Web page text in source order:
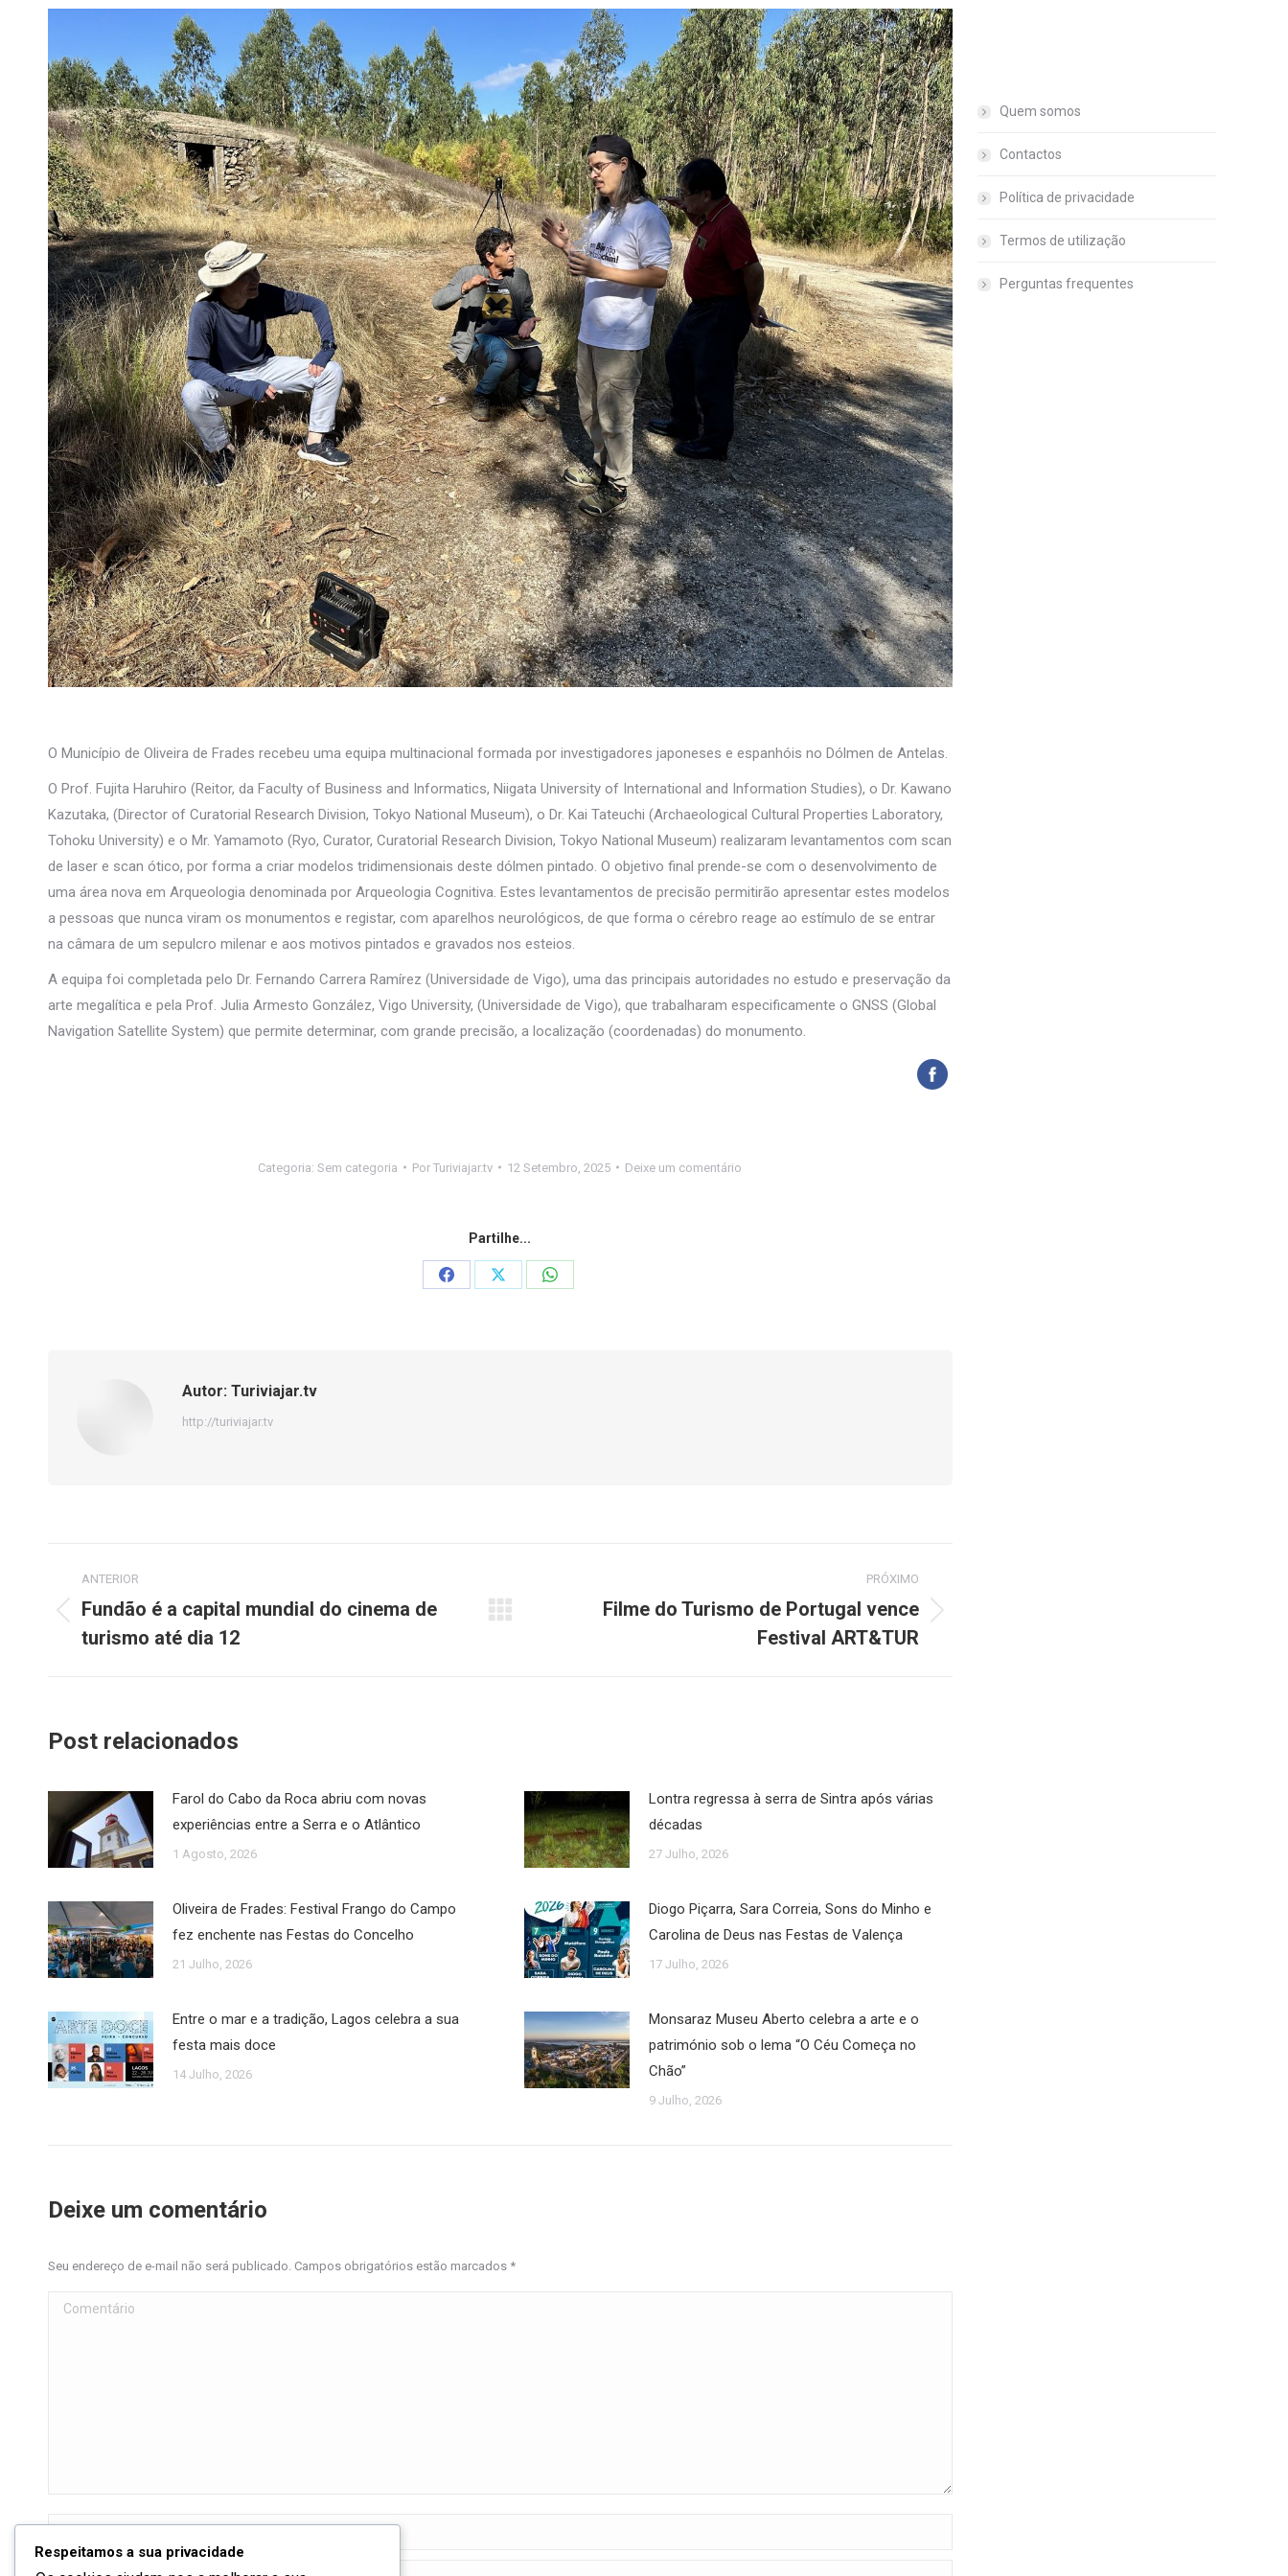
O Município de Oliveira de Frades recebeu uma equipa multinacional formada por investigadores japoneses e espanhóis no Dólmen de Antelas.
O Prof. Fujita Haruhiro (Reitor, da Faculty of Business and Informatics, Niigata University of International and Information Studies), o Dr. Kawano
Kazutaka, (Director of Curatorial Research Division, Tokyo National Museum), o Dr. Kai Tateuchi (Archaeological Cultural Properties Laboratory,
Tohoku University) e o Mr. Yamamoto (Ryo, Curator, Curatorial Research Division, Tokyo National Museum) realizaram levantamentos com scan
de laser e scan ótico, por forma a criar modelos tridimensionais deste dólmen pintado. O objetivo final prende-se com o desenvolvimento de
uma área nova em Arqueologia denominada por Arqueologia Cognitiva. Estes levantamentos de precisão permitirão apresentar estes modelos
a pessoas que nunca viram os monumentos e registar, com aparelhos neurológicos, de que forma o cérebro reage ao estímulo de se entrar
na câmara de um sepulcro milenar e aos motivos pintados e gravados nos esteios.
A equipa foi completada pelo Dr. Fernando Carrera Ramírez (Universidade de Vigo), uma das principais autoridades no estudo e preservação da
arte megalítica e pela Prof. Julia Armesto González, Vigo University, (Universidade de Vigo), que trabalharam especificamente o GNSS (Global
Navigation Satellite System) que permite determinar, com grande precisão, a localização (coordenadas) do monumento.
Categoria:Sem categoria PorTuriviajar.tv 12 Setembro, 2025 Deixe um comentário
Partilhe...
Share
Share
Share
Autor: Turiviajar.tv
http://turiviajar.tv
de
post:
ANTERIOR
Post
anterior:
Fundão é a capital mundial do cinema de
turismo até dia 12
PRÓXIMO
Filme do Turismo de Portugal vence
Festival ART&TUR
Post relacionados
Farol do Cabo da Roca abriu com novas
experiências entre a Serra e o Atlântico
1 Agosto, 2026
Lontra regressa à serra de Sintra após várias
décadas
27 Julho, 2026
Oliveira de Frades: Festival Frango do Campo
fez enchente nas Festas do Concelho
21 Julho, 2026
Diogo Piçarra, Sara Correia, Sons do Minho e
Carolina de Deus nas Festas de Valença
17 Julho, 2026
Entre o mar e a tradição, Lagos celebra a sua
festa mais doce
14 Julho, 2026
Monsaraz Museu Aberto celebra a arte e o
património sob o lema “O Céu Começa no
Chão”
9 Julho, 2026
Deixe um comentário
Seu endereço de e-mail não será publicado. Campos obrigatórios estão marcados *
Comentário
Nome *
E-mail *
Quem somos
Contactos
Política de privacidade
Termos de utilização
Perguntas frequentes
Respeitamos a sua privacidade